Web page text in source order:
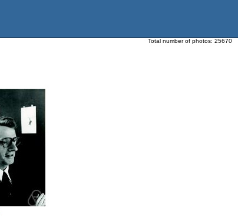
Total number of photos: 25670